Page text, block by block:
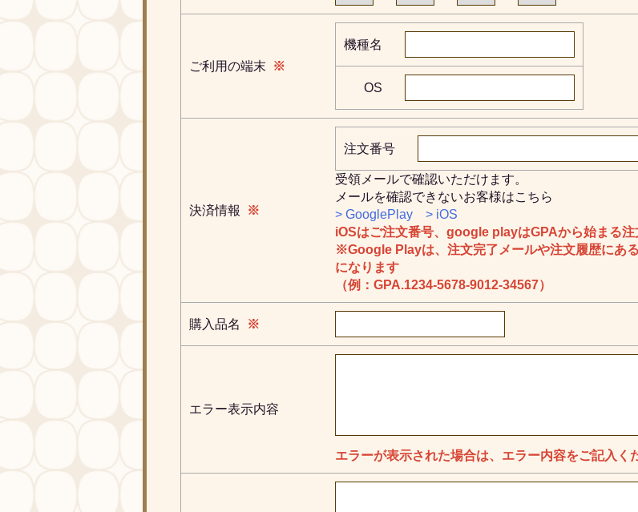
ご利用の端末 ※
機種名
OS
決済情報 ※
注文番号
受領メールで確認いただけます。
メールを確認できないお客様はこちら
> GooglePlay
> iOS
iOSはご注文番号、google playはGPAから始まる注
※Google Playは、注文完了メールや注文履歴にあ
になります
（例：GPA.1234-5678-9012-34567）
購入品名 ※
エラー表示内容
エラーが表示された場合は、エラー内容をご記入く